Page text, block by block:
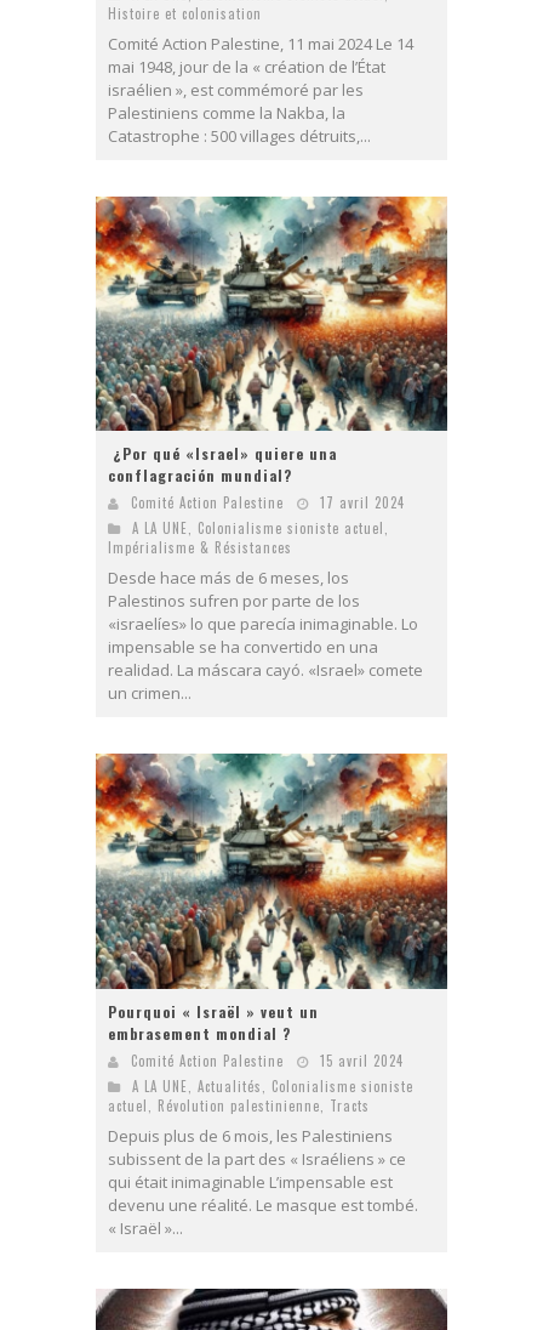
Histoire et colonisation
Comité Action Palestine, 11 mai 2024 Le 14
mai 1948, jour de la « création de l’État
israélien », est commémoré par les
Palestiniens comme la Nakba, la
Catastrophe : 500 villages détruits,...
¿Por qué «Israel» quiere una
conflagración mundial?
Comité Action Palestine
17 avril 2024
A LA UNE, Colonialisme sioniste actuel,
Impérialisme & Résistances
Desde hace más de 6 meses, los
Palestinos sufren por parte de los
«israelíes» lo que parecía inimaginable. Lo
impensable se ha convertido en una
realidad. La máscara cayó. «Israel» comete
un crimen...
Pourquoi « Israël » veut un
embrasement mondial ?
Comité Action Palestine
15 avril 2024
A LA UNE
Actualités
Colonialisme sioniste
actuel
Révolution palestinienne Tracts
Depuis plus de 6 mois, les Palestiniens
subissent de la part des « Israéliens » ce
qui était inimaginable L’impensable est
devenu une réalité. Le masque est tombé.
« Israël »...